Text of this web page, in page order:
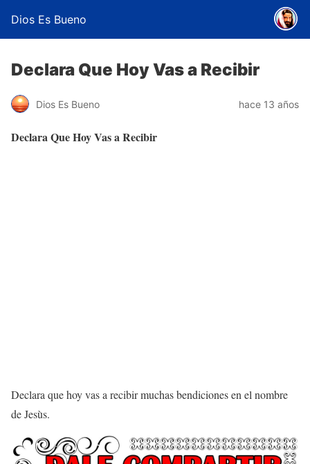
Dios Es Bueno
Declara Que Hoy Vas a Recibir
Dios Es Bueno hace 13 años
Declara Que Hoy Vas a Recibir
Declara que hoy vas a recibir muchas bendiciones en el nombre
de Jesùs.